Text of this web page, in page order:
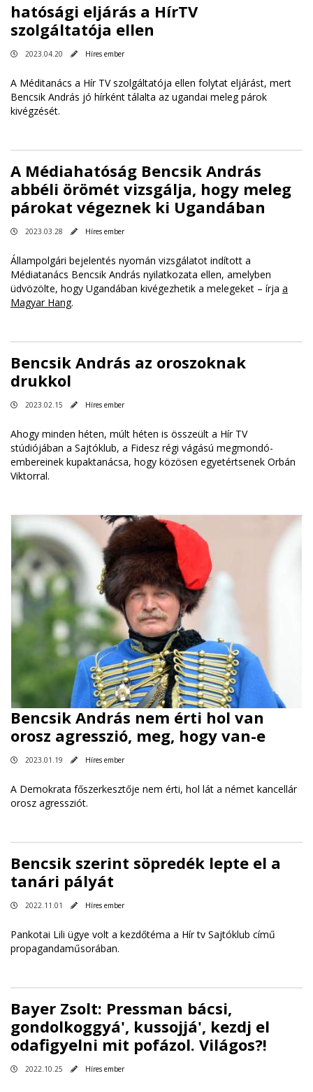
hatósági eljárás a HírTV
szolgáltatója ellen
2023.04.20 Híres ember
A Méditanács a Hír TV szolgáltatója ellen folytat eljárást, mert
Bencsik András jó hírként tálalta az ugandai meleg párok
kivégzését.
A Médiahatóság Bencsik András
abbéli örömét vizsgálja, hogy meleg
párokat végeznek ki Ugandában
2023.03.28 Híres ember
Állampolgári bejelentés nyomán vizsgálatot indított a
Médiatanács Bencsik András nyilatkozata ellen, amelyben
üdvözölte, hogy Ugandában kivégezhetik a melegeket – írja a
Magyar Hang.
Bencsik András az oroszoknak
drukkol
2023.02.15 Híres ember
Ahogy minden héten, múlt héten is összeült a Hír TV
stúdiójában a Sajtóklub, a Fidesz régi vágású megmondó-
embereinek kupaktanácsa, hogy közösen egyetértsenek Orbán
Viktorral.
Bencsik András nem érti hol van
orosz agresszió, meg, hogy van-e
2023.01.19 Híres ember
A Demokrata főszerkesztője nem érti, hol lát a német kancellár
orosz agressziót.
Bencsik szerint söpredék lepte el a
tanári pályát
2022.11.01 Híres ember
Pankotai Lili ügye volt a kezdőtéma a Hír tv Sajtóklub című
propagandaműsorában.
Bayer Zsolt: Pressman bácsi,
gondolkoggyá', kussojjá', kezdj el
odafigyelni mit pofázol. Világos?!
2022.10.25 Híres ember